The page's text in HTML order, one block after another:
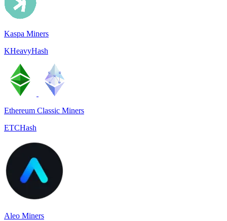
Kaspa Miners
KHeavyHash
Ethereum Classic Miners
ETCHash
Aleo Miners